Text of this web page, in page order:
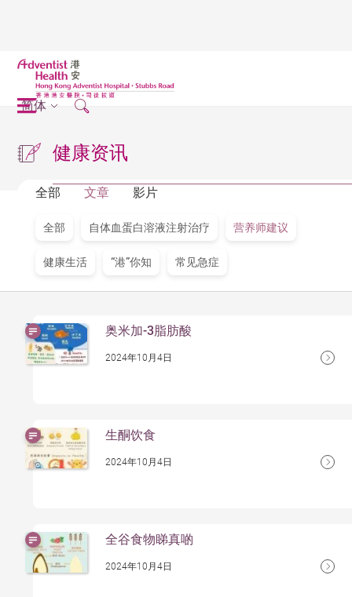
简体
健康资讯
全部 文章 影片
全部 自体血蛋白溶液注射治疗 营养师建议
健康生活 “港”你知 常见急症
奥米加-3脂肪酸
2024年10月4日
生酮饮食
2024年10月4日
全谷食物睇真啲
2024年10月4日